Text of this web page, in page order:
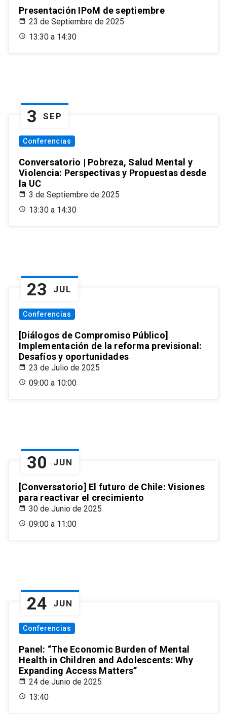
Presentación IPoM de septiembre
23 de Septiembre de 2025
13:30 a 14:30
3 SEP
Conferencias
Conversatorio | Pobreza, Salud Mental y
Violencia: Perspectivas y Propuestas desde
la UC
3 de Septiembre de 2025
13:30 a 14:30
23 JUL
Conferencias
[Diálogos de Compromiso Público]
Implementación de la reforma previsional:
Desafíos y oportunidades
23 de Julio de 2025
09:00 a 10:00
30 JUN
[Conversatorio] El futuro de Chile: Visiones
para reactivar el crecimiento
30 de Junio de 2025
09:00 a 11:00
24 JUN
Conferencias
Panel: “The Economic Burden of Mental
Health in Children and Adolescents: Why
Expanding Access Matters”
24 de Junio de 2025
13:40